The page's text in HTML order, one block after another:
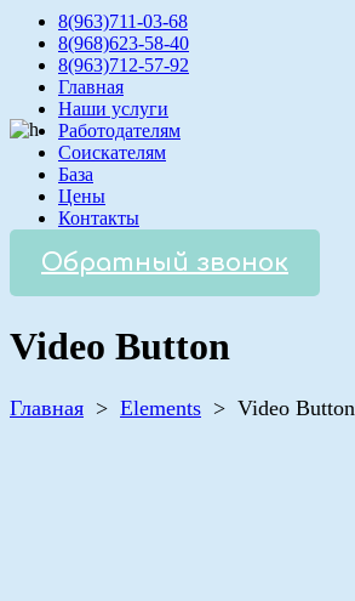
8(963)711-03-68
8(968)623-58-40
8(963)712-57-92
Главная
Наши услуги
Работодателям
Соискателям
База
Цены
Контакты
Обратный звонок
Video Button
Главная > Elements > Video Button